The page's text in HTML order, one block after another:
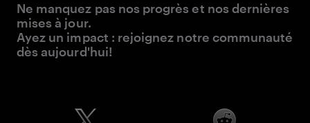
Ne manquez pas nos progrès et nos dernières
mises à jour.
Ayez un impact : rejoignez notre communauté
dès aujourd'hui!